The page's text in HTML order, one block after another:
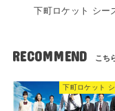
下町ロケット シー
RECOMMEND
下町ロケット